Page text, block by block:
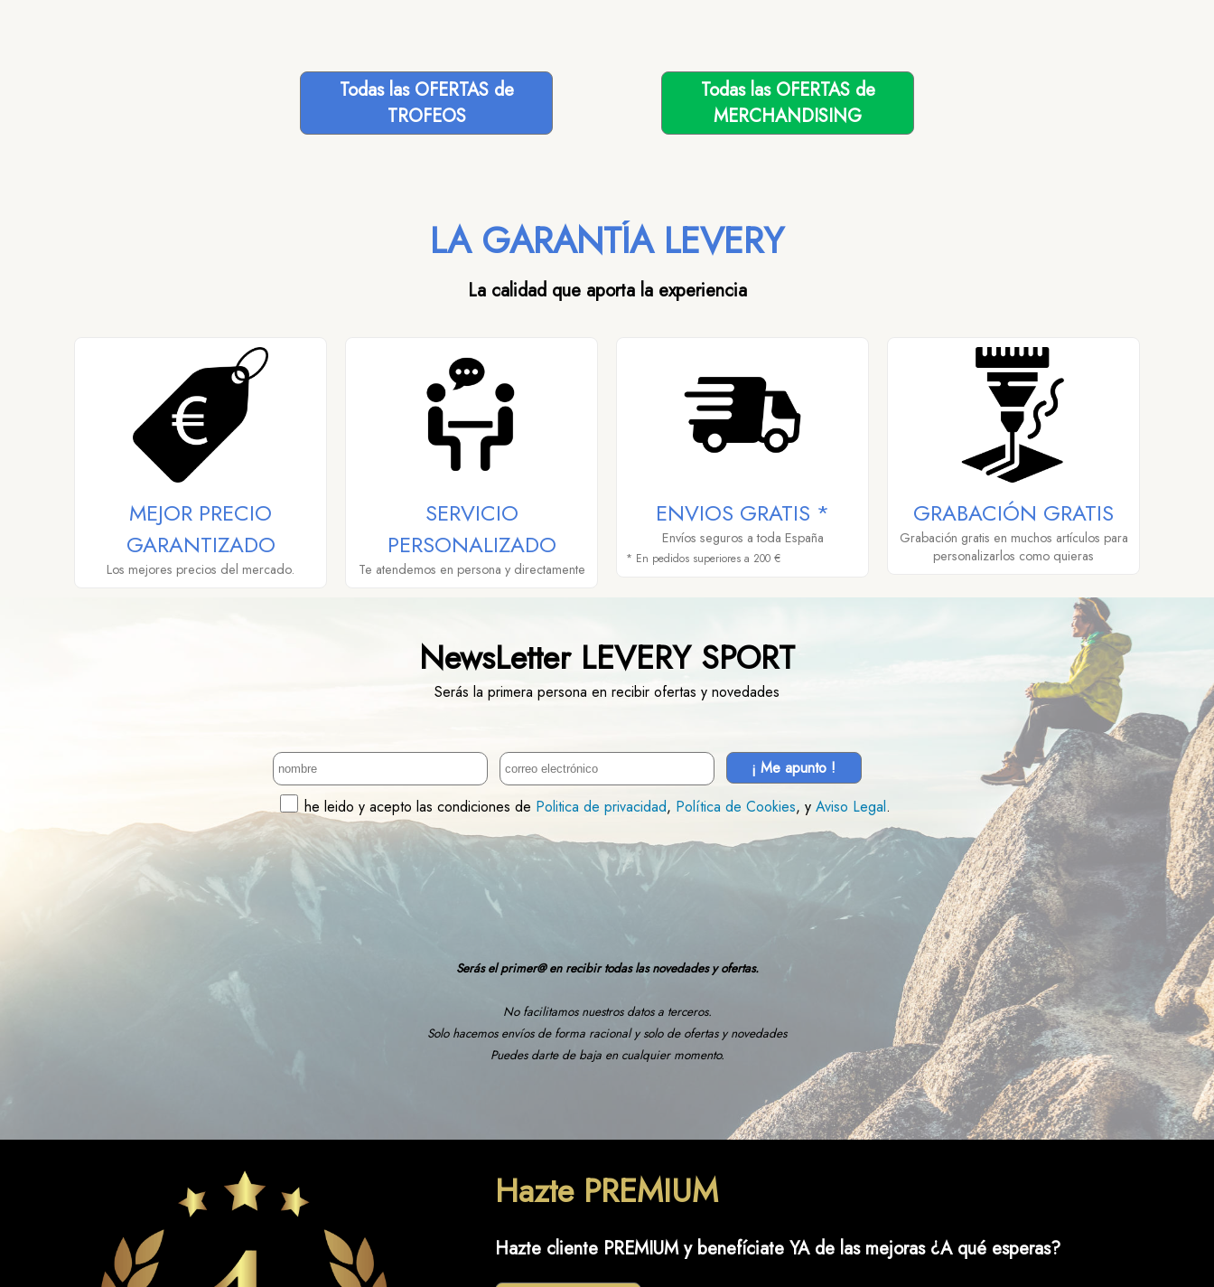
Todas las OFERTAS de
TROFEOS
Todas las OFERTAS de
MERCHANDISING
LA GARANTÍA LEVERY
La calidad que aporta la experiencia
MEJOR PRECIO
GARANTIZADO
Los mejores precios del mercado.
SERVICIO
PERSONALIZADO
Te atendemos en persona y directamente
ENVIOS GRATIS *
Envíos seguros a toda España
* En pedidos superiores a 200 €
GRABACIÓN GRATIS
Grabación gratis en muchos artículos para
personalizarlos como quieras
NewsLetter LEVERY SPORT
Serás la primera persona en recibir ofertas y novedades
¡ Me apunto !
he leido y acepto las condiciones de Politica de privacidad, Política de Cookies, y Aviso Legal.
Serás el primer@ en recibir todas las novedades y ofertas.
No facilitamos nuestros datos a terceros.
Solo hacemos envíos de forma racional y solo de ofertas y novedades
Puedes darte de baja en cualquier momento.
Hazte PREMIUM
Hazte cliente PREMIUM y benefíciate YA de las mejoras ¿A qué esperas?